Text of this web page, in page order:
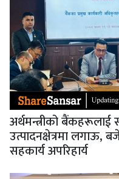
अर्थमन्त्रीको
उत्पादनक्षेत्रमा लगाऊ,
सहकार्य अपरिहार्य